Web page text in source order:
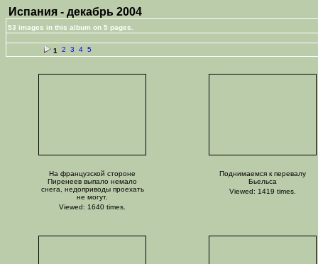
Испания - декабрь 2004
53 images in this album on 5 pages.
1 2 3 4 5
На французской стороне
Пиренеев выпало немало
снега, недоприводы проехать
не могут.
Viewed: 1640 times.
Поднимаемся к перевалу
Бьельса
Viewed: 1419 times.